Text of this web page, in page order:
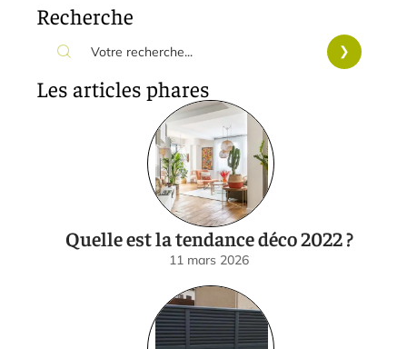
Recherche
Les articles phares
Quelle est la tendance déco 2022 ?
11 mars 2026